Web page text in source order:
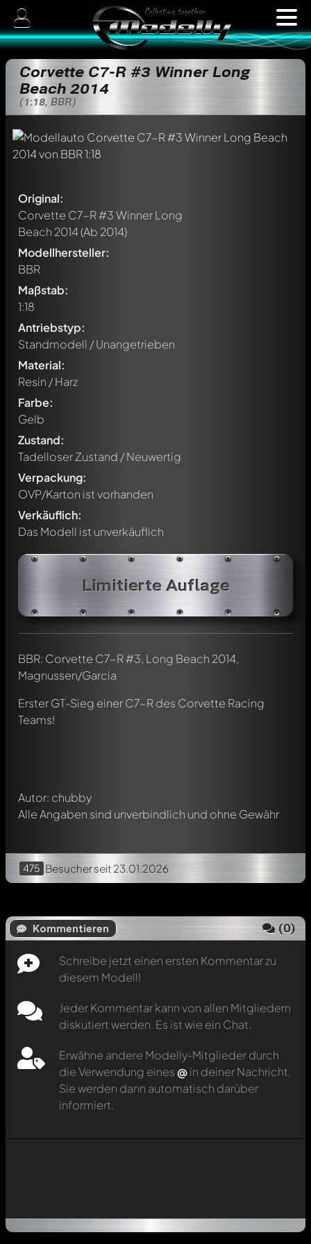
Corvette C7-R #3 Winner Long
Beach 2014
(1:18, BBR)
Original:
Corvette C7-R #3 Winner Long
Beach 2014(Ab 2014)
Modellhersteller:
BBR
Maßstab:
1:18
Antriebstyp:
Standmodell / Unangetrieben
Material:
Resin / Harz
Farbe:
Gelb
Zustand:
Tadelloser Zustand / Neuwertig
Verpackung:
OVP/Karton ist vorhanden
Verkäuflich:
Das Modell ist unverkäuflich
Limitierte Auflage
BBR: Corvette C7-R #3, Long Beach 2014,
Magnussen/Garcia
Erster GT-Sieg einer C7-R des Corvette Racing
Teams!
Autor: chubby
Alle Angaben sind unverbindlich und ohne Gewähr
475 Besucherseit 23.01.2026
Kommentieren (0)
Schreibe jetzt einen ersten Kommentar zu
diesem Modell!
Jeder Kommentar kann von allen Mitgliedern
diskutiert werden. Es ist wie ein Chat.
Erwähne andere Modelly-Mitglieder durch
die Verwendung eines @in deiner Nachricht.
Sie werden dann automatisch darüber
informiert.
Schreibe jetzt einen ersten Kommentar zu diesem Modell!
Jeder Kommentar kann von allen Mitgliedern diskutiert
werden. Es ist wie ein Chat.
Erwähne andere Modelly-Mitglieder durch die